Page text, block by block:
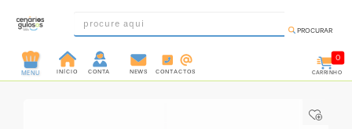
PROCURAR
MENU INÍCIO CONTA NEWS CONTACTOS
0
CARRINHO